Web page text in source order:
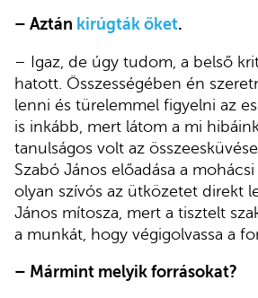
– Aztán kirúgták őket.
– Igaz, de úgy tudom, a belső
hatott. Összességében én
lenni és türelemmel figyelni az
is inkább, mert látom a mi
tanulságos volt az
Szabó János előadása a
olyan szívós az ütközetet direkt
János mítosza, mert a tisztelt
a munkát, hogy végigolvassa a
– Mármint melyik forrásokat?